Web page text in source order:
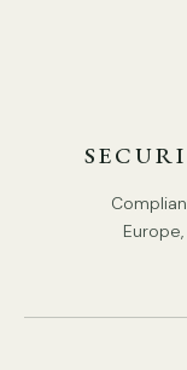
STANDARDGRÖSSE